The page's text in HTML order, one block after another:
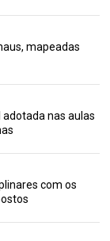
mapeadas
nas aulas
com os